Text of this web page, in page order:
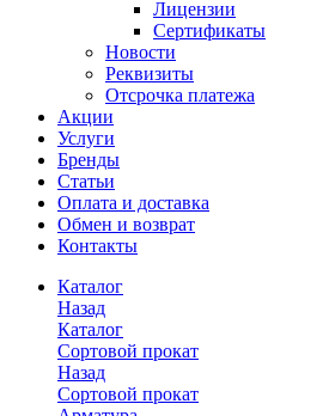
Лицензии
Сертификаты
Новости
Реквизиты
Отсрочка платежа
Акции
Услуги
Бренды
Статьи
Оплата и доставка
Обмен и возврат
Контакты
Каталог
Назад
Каталог
Сортовой прокат
Назад
Сортовой прокат